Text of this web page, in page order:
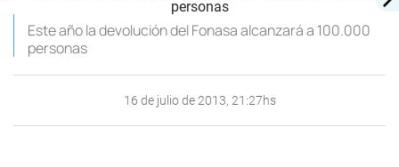
Este año la devolución del Fonasa alcanzará a 100.000
personas
16 de julio de 2013, 21:27hs